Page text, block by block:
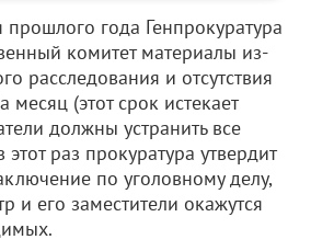
года Генпрокуратура
комитет материалы из-
расследования и отсутствия
месяц (этот срок истекает
должны устранить все
раз прокуратура утвердит
по уголовному делу,
и его заместители окажутся